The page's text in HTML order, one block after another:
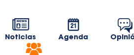
Noticias Agenda